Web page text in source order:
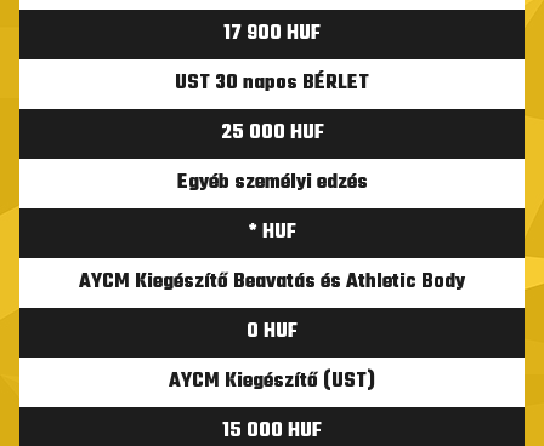
17 900 HUF
UST 30 napos BÉRLET
25 000 HUF
Egyéb személyi edzés
* HUF
AYCM Kiegészítő Beavatás és Athletic Body
0 HUF
AYCM Kiegészítő (UST)
15 000 HUF